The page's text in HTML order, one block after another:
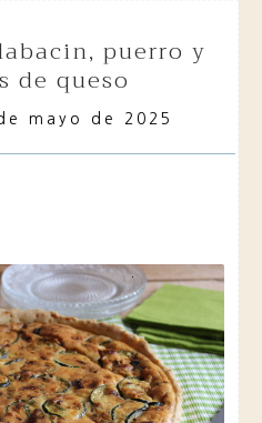
de queso
mayo de 2025